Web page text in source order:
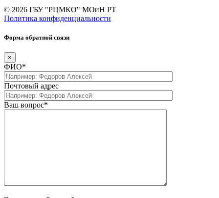
© 2026 ГБУ "РЦМКО" МОиН РТ
Политика конфиденциальности
Форма обратной связи
×
ФИО*
Почтовый адрес
Ваш вопрос*